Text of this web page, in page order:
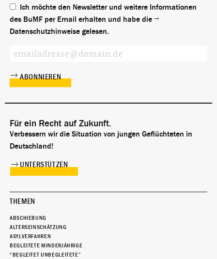
Ich möchte den Newsletter und weitere Informationen
des BuMF per Email erhalten und habe die
Datenschutzhinweise gelesen.
Für ein Recht auf Zukunft.
Verbessern wir die Situation von jungen Geflüchteten in
Deutschland!
UNTERSTÜTZEN
THEMEN
ABSCHIEBUNG
ALTERSEINSCHÄTZUNG
ASYLVERFAHREN
BEGLEITETE MINDERJÄHRIGE
“BEGLEITET UNBEGLEITETE”